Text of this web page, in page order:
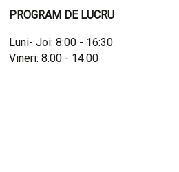
PROGRAM DE LUCRU
Luni- Joi: 8:00 - 16:30
Vineri: 8:00 - 14:00